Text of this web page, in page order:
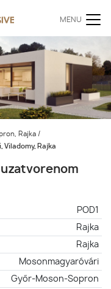
MENU
Rajka /
Viladomy, Rajka
POD1
Rajka
Rajka
Mosonmagyaróvári
Győr-Moson-Sopron